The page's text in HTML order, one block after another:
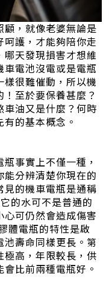
顧，就像老婆無論是
護，才能夠陪你走
天發現損害才想維
電池沒電或是電瓶
很難催動，所以機
至於要保養甚麼？
車油又是什麼？何時
的基本概念。
事實上不僅一種，
分辨清楚你現在的
見的機車電瓶是通稱
的水可不是普通的
心可仍然會造成傷害
體電瓶的特性是啟
壽命同樣更長。第
極高，年限較長，供
比前兩種電瓶好。